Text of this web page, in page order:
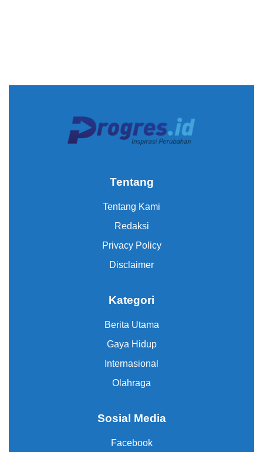
Tentang
Tentang Kami
Redaksi
Privacy Policy
Disclaimer
Kategori
Berita Utama
Gaya Hidup
Internasional
Olahraga
Sosial Media
Facebook